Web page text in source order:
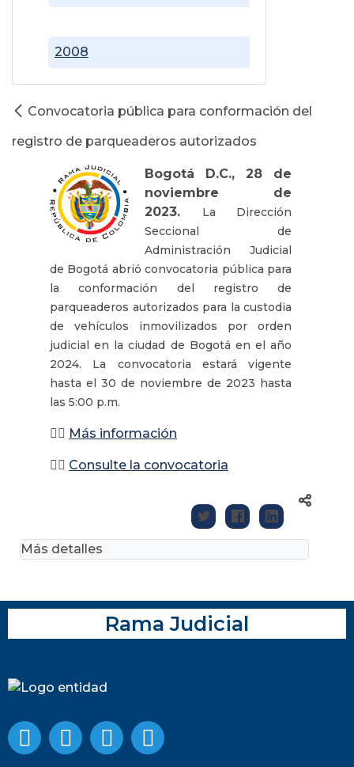
2008
Convocatoria pública para conformación del
registro de parqueaderos autorizados
Bogotá D.C., 28 de
noviembre de
2023.
La Dirección
Seccional de
Administración Judicial
de Bogotá abrió convocatoria pública para
la conformación del registro de
parqueaderos autorizados para la custodia
de vehículos inmovilizados por orden
judicial en la ciudad de Bogotá en el año
2024. La convocatoria estará vigente
hasta el 30 de noviembre de 2023 hasta
las 5:00 p.m.
👉🏽 Más información
👉🏽 Consulte la convocatoria
Más detalles
Rama Judicial